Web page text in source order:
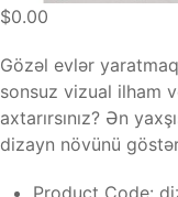
$0.00
Gözəl evlər
sonsuz vizual ilham
axtarırsınız? Ən
dizayn növünü
Product Code: